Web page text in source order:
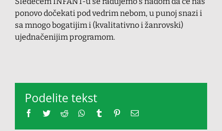
ponovo dočekati pod vedrim nebom, u punoj snazi i
sa mnogo bogatijim i (kvalitativno i žanrovski)
ujednačenijim programom.
Podelite tekst
Facebook
TwitterReddit Whatsapp
Tumblr PinterestEmail